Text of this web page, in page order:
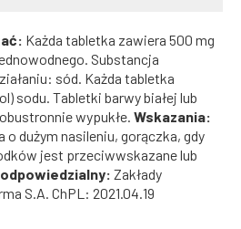
Każda tabletka zawiera 500 mg
Substancja
sód. Każda tabletka
sodu. Tabletki barwy białej lub
wypukłe. Wskazania:
o dużym nasileniu, gorączka, gdy
jest przeciwwskazane lub
Zakłady
S.A. ChPL: 2021.04.19